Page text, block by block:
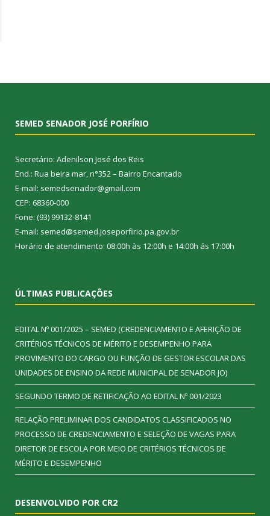
SEMED SENADOR JOSÉ PORFÍRIO
Secretário: Adenilson José dos Reis
End.: Rua beira mar, n°352 – Bairro Encantado
E-mail: semedsenador@gmail.com
CEP: 68360-000
Fone: (93) 99132-8141
E-mail: semed@semed.joseporfirio.pa.gov.br
Horário de atendimento: 08:00h às 12:00h e 14:00h ás 17:00h
ÚLTIMAS PUBLICAÇÕES
EDITAL Nº 001/2025 – SEMED (CREDENCIAMENTO E AFERIÇÃO DE
CRITÉRIOS TÉCNICOS DE MÉRITO E DESEMPENHO PARA
PROVIMENTO DO CARGO OU FUNÇÃO DE GESTOR ESCOLAR DAS
UNIDADES DE ENSINO DA REDE MUNICIPAL DE SENADOR JO)
SEGUNDO TERMO DE RETIFICAÇÃO AO EDITAL Nº 001/2023
RELAÇÃO PRELIMINAR DOS CANDIDATOS CLASSIFICADOS NO
PROCESSO DE CREDENCIAMENTO E SELEÇÃO DE VAGAS PARA
DIRETOR DE ESCOLA POR MEIO DE CRITÉRIOS TÉCNICOS DE
MÉRITO E DESEMPENHO
DESENVOLVIDO POR CR2